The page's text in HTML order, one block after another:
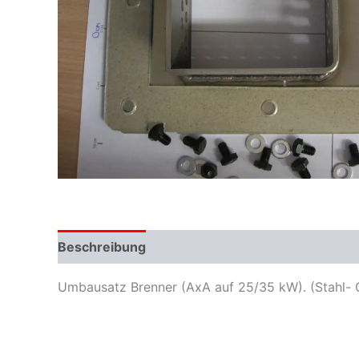
Beschreibung
Umbausatz Brenner (AxA auf 25/35 kW). (Stahl-